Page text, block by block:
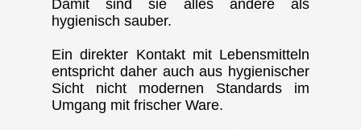
Damit sind sie alles andere als
hygienisch sauber.
Ein direkter Kontakt mit Lebensmitteln
entspricht daher auch aus hygienischer
Sicht nicht modernen Standards im
Umgang mit frischer Ware.